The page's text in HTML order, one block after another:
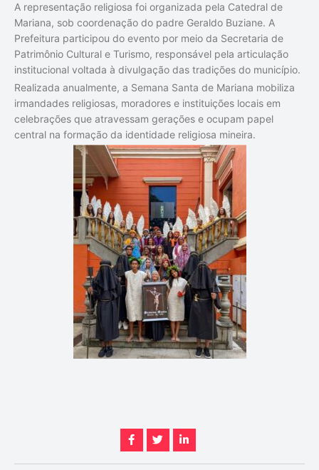
A representação religiosa foi organizada pela Catedral de
Mariana, sob coordenação do padre Geraldo Buziane. A
Prefeitura participou do evento por meio da Secretaria de
Patrimônio Cultural e Turismo, responsável pela articulação
institucional voltada à divulgação das tradições do município.
Realizada anualmente, a Semana Santa de Mariana mobiliza
irmandades religiosas, moradores e instituições locais em
celebrações que atravessam gerações e ocupam papel
central na formação da identidade religiosa mineira.